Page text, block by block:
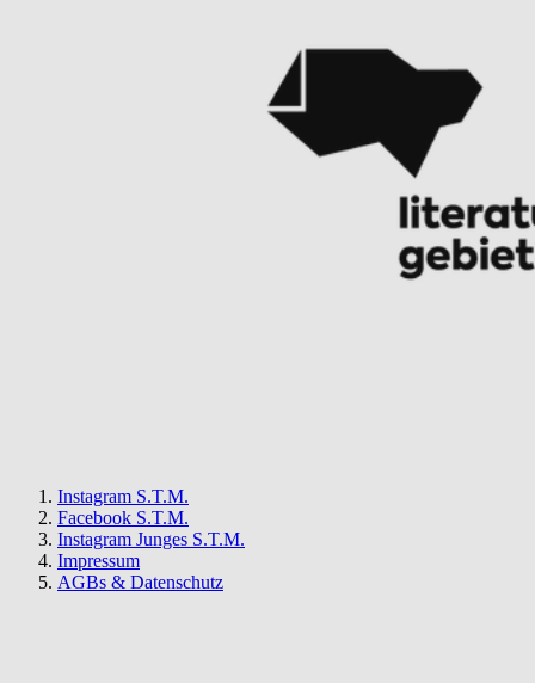
Instagram S.T.M.
Facebook S.T.M.
Instagram Junges S.T.M.
Impressum
AGBs & Datenschutz